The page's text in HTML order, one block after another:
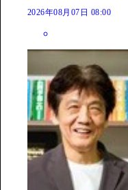
2026年08月07日 08:00